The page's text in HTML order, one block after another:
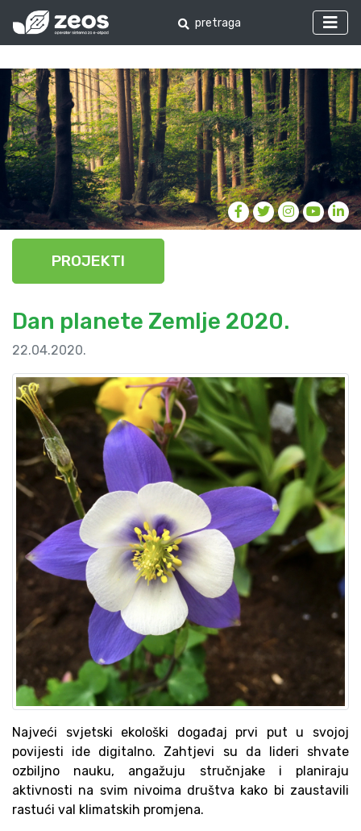
PROJEKTI
Dan planete Zemlje 2020.
22.04.2020.
Najveći svjetski ekološki događaj prvi put u svojoj
povijesti ide digitalno. Zahtjevi su da lideri shvate
ozbiljno nauku, angažuju stručnjake i planiraju
aktivnosti na svim nivoima društva kako bi zaustavili
rastući val klimatskih promjena.